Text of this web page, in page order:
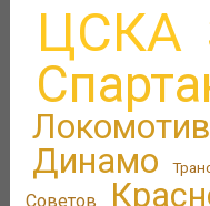
ЦСКА
Локомотив
Динамо
Советов